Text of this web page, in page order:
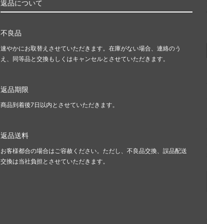
返品について
不良品
速やかにお取替えさせていただきます。在庫がない場合、連絡のう
え、同等品と交換もしくはキャンセルとさせていただきます。
返品期限
商品到着後7日以内とさせていただきます。
返品送料
お客様都合の場合はご容赦ください。ただし、不良品交換、誤品配送
交換は当社負担とさせていただきます。